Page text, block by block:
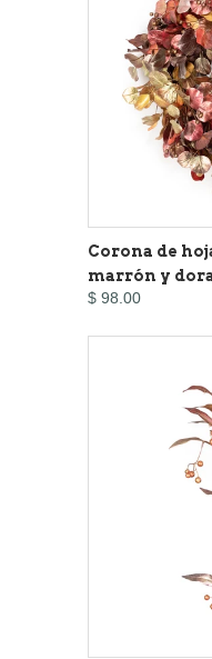
Corona de
marrón y
$ 98.00